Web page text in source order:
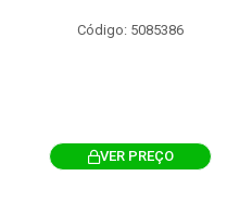
Código: 5085386
VER PREÇO